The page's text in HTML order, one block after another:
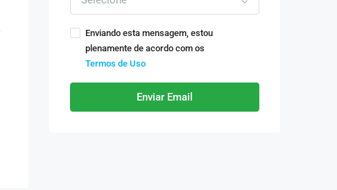
Enviando esta mensagem, estou
plenamente de acordo com os
Termos de Uso
Enviar Email